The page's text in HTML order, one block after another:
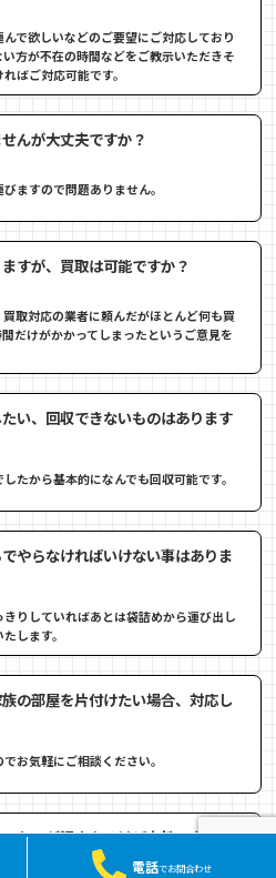
で欲しいなどのご要望にご対応しており
方が不在の時間などをご教示いただきそ
ばご対応可能です。
んが大丈夫ですか？
ますので問題ありません。
すが、買取は可能ですか？
取対応の業者に頼んだがほとんど何も買
だけがかかってしまったというご意見を
い、回収できないものはあります
たから基本的になんでも回収可能です。
やらなければいけない事はありま
りしていればあとは袋詰めから運び出し
します。
の部屋を片付けたい場合、対応し
お気軽にご相談ください。
ものが沢山あるけど女性スタッフ
電話でお問合わせ